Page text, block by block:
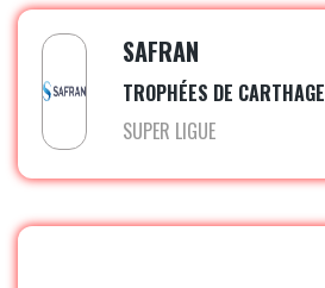
SAFRAN
TROPHÉES DE CARTHAGE
SUPER LIGUE